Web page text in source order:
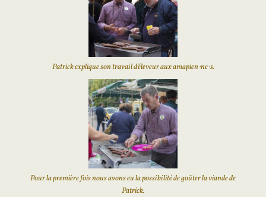
Patrick explique son travail d’éleveur aux amapien⋅ne⋅s.
Pour la première fois nous avons eu la possibilité de goûter la viande de
Patrick.